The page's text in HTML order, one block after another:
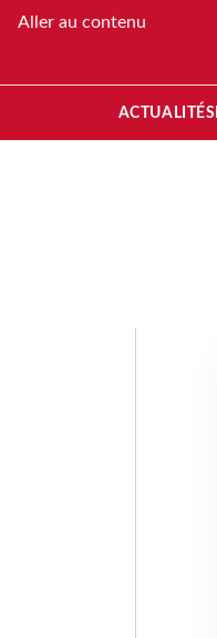
Aller au contenu
ACTUALITÉS